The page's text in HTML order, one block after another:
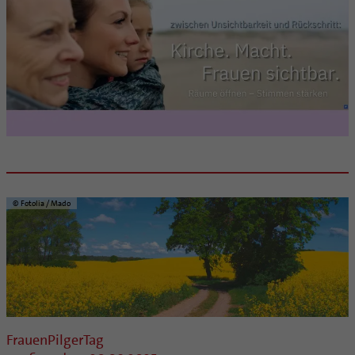
Coaching
Aufbrüche in der Kirche
Ehrenamtliche
KirchenZeitung online
Verwaltungsbeauftragte / Verwaltungsleitungen in
Pfarrgemeinden
© Fotolia / Mado
FrauenPilgerTag